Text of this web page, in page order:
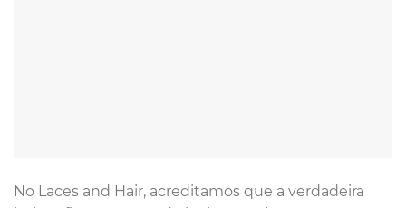
No Laces and Hair, acreditamos que a verdadeira